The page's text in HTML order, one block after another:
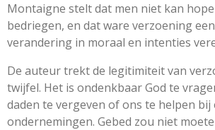
Montaigne stelt dat men niet kan
bedriegen, en dat ware verzoening
verandering in moraal en intenties
De auteur trekt de legitimiteit van
twijfel. Het is ondenkbaar God te
daden te vergeven of ons te helpen
ondernemingen. Gebed zou niet